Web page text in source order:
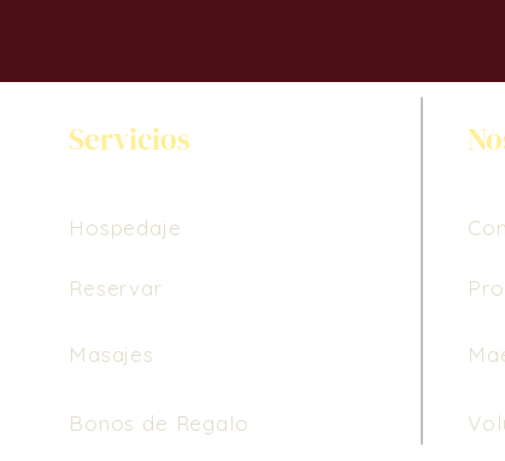
Servicios
Hospedaje
Reservar
Masajes
Bonos de Regalo